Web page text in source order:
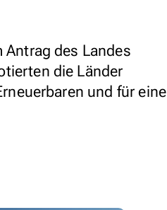
des Landes
die Länder
und für eine